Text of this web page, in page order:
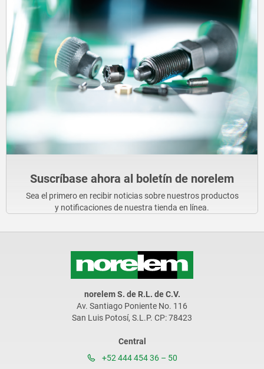
Suscríbase ahora al boletín de norelem
Sea el primero en recibir noticias sobre nuestros productos
y notificaciones de nuestra tienda en línea.
norelem S. de R.L. de C.V.
Av. Santiago Poniente No. 116
San Luis Potosí, S.L.P. CP: 78423
Central
+52 444 454 36 – 50